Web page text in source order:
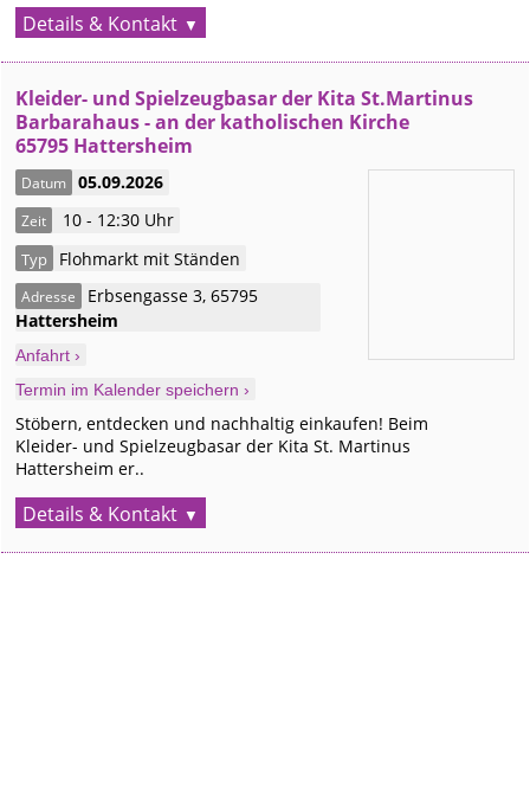
Details & Kontakt
Kleider- und Spielzeugbasar der Kita St.Martinus
Barbarahaus - an der katholischen Kirche
65795 Hattersheim
Datum 05.09.2026
Zeit 10 - 12:30 Uhr
Typ Flohmarkt mit Ständen
Adresse Erbsengasse 3,65795
Hattersheim
Anfahrt ›
Termin im Kalender speichern ›
Stöbern, entdecken und nachhaltig einkaufen! Beim
Kleider- und Spielzeugbasar der Kita St. Martinus
Hattersheim er..
Details & Kontakt